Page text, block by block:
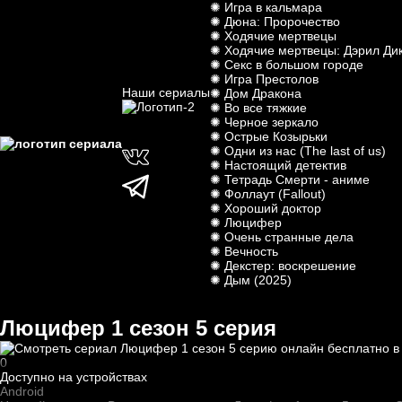
Наши сериалы
✺ Игра в кальмара
✺ Дюна: Пророчество
✺ Ходячие мертвецы
✺ Ходячие мертвецы: Дэрил
✺ Секс в большом городе
✺ Игра Престолов
✺ Дом Дракона
✺ Во все тяжкие
✺ Черное зеркало
✺ Острые Козырьки
✺ Одни из нас (The last of us)
✺ Настоящий детектив
✺ Тетрадь Смерти - аниме
✺ Фоллаут (Fallout)
✺ Хороший доктор
✺ Люцифер
✺ Очень странные дела
✺ Вечность
✺ Декстер: воскрешение
✺ Дым (2025)
Люцифер 1 cезон 5 cерия
0
Доступно на устройствах
Android